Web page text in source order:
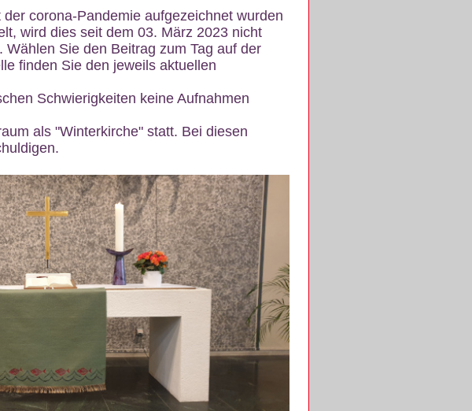
corona-Pandemie aufgezeichnet wurden
wird dies seit dem 03. März 2023 nicht
Sie den Beitrag zum Tag auf der
finden Sie den jeweils aktuellen
Schwierigkeiten keine Aufnahmen
als "Winterkirche" statt. Bei diesen